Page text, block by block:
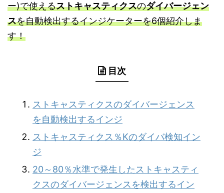
ー)で使えるストキャスティクスのダイバージェン
スを自動検出するインジケーターを6個紹介しま
す！
目次
ストキャスティクスのダイバージェンス
を自動検出するインジ
ストキャスティクス％Kのダイバ検知イン
ジ
20～80％水準で発生したストキャスティ
クスのダイバージェンスを検出するイン